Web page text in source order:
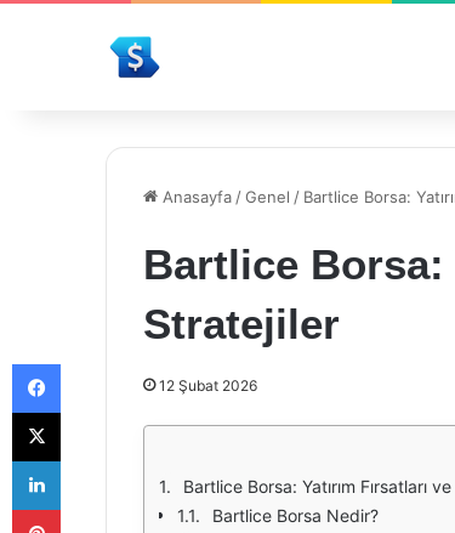
Anasayfa /Genel / Bartlice Borsa:
Bartlice Borsa:
Stratejiler
12 Şubat 2026
Bartlice Borsa: Yatırım Fırsatları
Bartlice Borsa Nedir?
Facebook
X
LinkedIn
Pinterest